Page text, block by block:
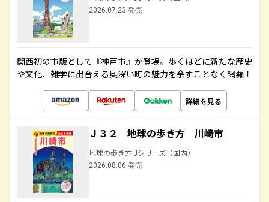
2026.07.23 発売
関西初の市版として『神戸市』が登場。歩くほどに新たな歴史
や文化、雑学に出合える奥深い町の魅力を余すことなく網羅！
詳細を見る
Ｊ３２ 地球の歩き方 川崎市
地球の歩き方 Jシリーズ（国内）
2026.08.06 発売